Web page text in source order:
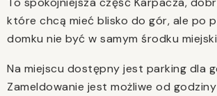
które chcą mieć blisko do gór, ale po
domku nie być w samym środku
Na miejscu dostępny jest parking dla
Zameldowanie jest możliwe od